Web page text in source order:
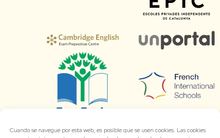
Cuando se navegue por esta web, es posible que se usen cookies. Las cookies